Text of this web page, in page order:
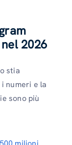
2026
stia
numeri e la
sono più